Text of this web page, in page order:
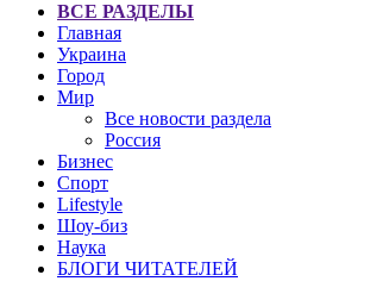
ВСЕ РАЗДЕЛЫ
Главная
Украина
Город
Мир
Все новости раздела
Россия
Бизнес
Спорт
Lifestyle
Шоу-биз
Наука
БЛОГИ ЧИТАТЕЛЕЙ